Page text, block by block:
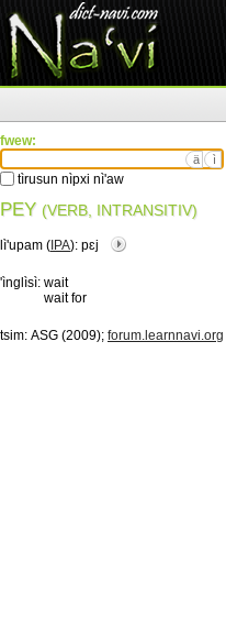
fwew:
ä ì
tìrusun nìpxi nì'aw
PEY (VERB, INTRANSITIV)
lì'upam ( IPA): pɛj
'ìnglìsì: wait
wait for
tsim: ASG (2009); forum.learnnavi.org